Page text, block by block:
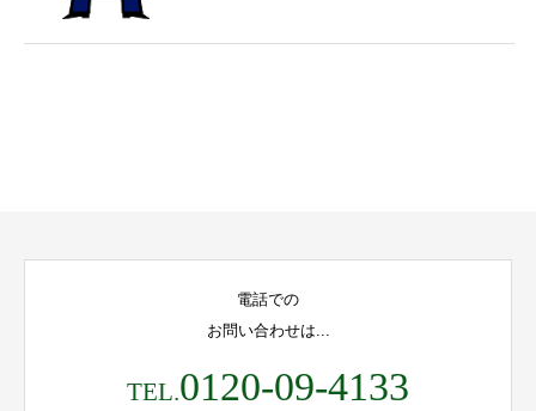
電話での
お問い合わせは...
TEL.0120-09-4133